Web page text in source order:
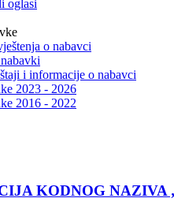
oglasi
o nabavci
i informacije o nabavci
2023 - 2026
2016 - 2022
KODNOG NAZIVA